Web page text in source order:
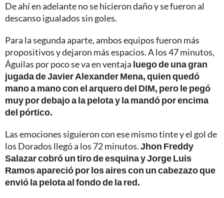
De ahí en adelante no se hicieron daño y se fueron al
descanso igualados sin goles.
Para la segunda aparte, ambos equipos fueron más
propositivos y dejaron más espacios. A los 47 minutos,
Águilas por poco se va en ventaja luego de una gran
jugada de Javier Alexander Mena, quien quedó
mano a mano con el arquero del DIM, pero le pegó
muy por debajo a la pelota y la mandó por encima
del pórtico.
Las emociones siguieron con ese mismo tinte y el gol de
los Dorados llegó a los 72 minutos.Jhon Freddy
Salazar cobró un tiro de esquina y Jorge Luis
Ramos apareció por los aires con un cabezazo que
envió la pelota al fondo de la red.